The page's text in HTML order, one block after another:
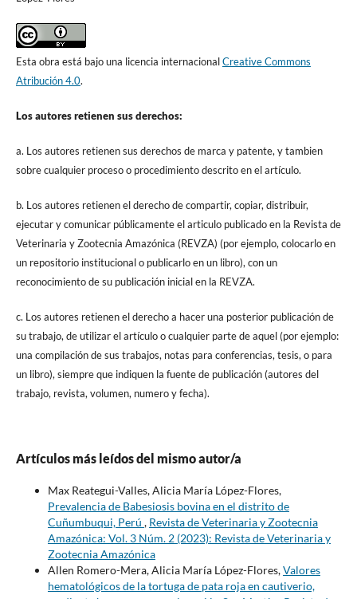
Esta obra está bajo una licencia internacionalCreative Commons
Atribución 4.0.
Los autores retienen sus derechos:
a. Los autores retienen sus derechos de marca y patente, y tambien
sobre cualquier proceso o procedimiento descrito en el artículo.
b. Los autores retienen el derecho de compartir, copiar, distribuir,
ejecutar y comunicar públicamente el articulo publicado en la Revista de
Veterinaria y Zootecnia Amazónica (REVZA) (por ejemplo, colocarlo en
un repositorio institucional o publicarlo en un libro), con un
reconocimiento de su publicación inicial en la REVZA.
c. Los autores retienen el derecho a hacer una posterior publicación de
su trabajo, de utilizar el artículo o cualquier parte de aquel (por ejemplo:
una compilación de sus trabajos, notas para conferencias, tesis, o para
un libro), siempre que indiquen la fuente de publicación (autores del
trabajo, revista, volumen, numero y fecha).
Artículos más leídos del mismo autor/a
Max Reategui-Valles, Alicia María López-Flores,
Prevalencia de Babesiosis bovina en el distrito de
Cuñumbuqui, Perú , Revista de Veterinaria y Zootecnia
Amazónica: Vol. 3 Núm. 2 (2023): Revista de Veterinaria y
Zootecnia Amazónica
Allen Romero-Mera, Alicia María López-Flores,Valores
hematológicos de la tortuga de pata roja en cautiverio,